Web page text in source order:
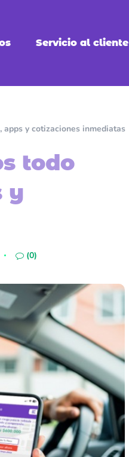
Servicio al cliente
apps y cotizaciones inmediatas
todo
y
(0)